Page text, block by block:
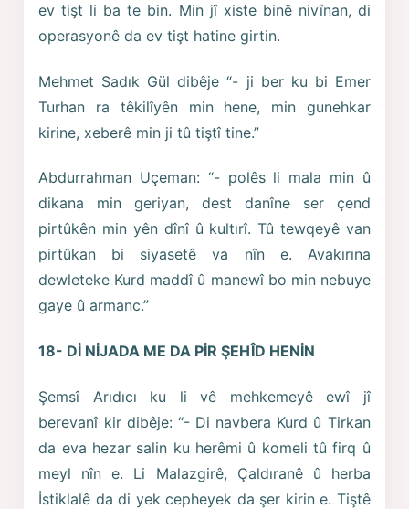
ev tişt li ba te bin. Min jî xiste binê nivînan, di
operasyonê da ev tişt hatine girtin.
Mehmet Sadık Gül dibêje “- ji ber ku bi Emer
Turhan ra têkilîyên min hene, min gunehkar
kirine, xeberê min ji tû tiştî tine.”
Abdurrahman Uçeman: “- polês li mala min û
dikana min geriyan, dest danîne ser çend
pirtûkên min yên dînî û kultırî. Tû tewqeyê van
pirtûkan bi siyasetê va nîn e. Avakırına
dewleteke Kurd maddî û manewî bo min nebuye
gaye û armanc.”
18- Dİ NİJADA ME DA PİR ŞEHÎD HENİN
Şemsî Arıdıcı ku li vê mehkemeyê ewî jî
berevanî kir dibêje: “- Di navbera Kurd û Tirkan
da eva hezar salin ku herêmi û komeli tû firq û
meyl nîn e. Li Malazgirê, Çaldıranê û herba
İstiklalê da di yek cepheyek da şer kirin e. Tiştê